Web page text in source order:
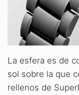
La esfera es de
sol sobre la que
rellenos de